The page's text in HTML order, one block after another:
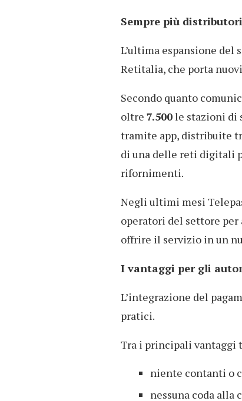
Sempre più
L’ultima espansione
Retitalia, che porta
Secondo quanto
oltre 7.500le stazioni di
tramite app, distribuite
di una delle reti digitali
rifornimenti.
Negli ultimi mesi
operatori del settore
offrire il servizio in un
I vantaggi per gli
L’integrazione del
pratici.
Tra i principali vantaggi
niente contanti o
nessuna coda alla